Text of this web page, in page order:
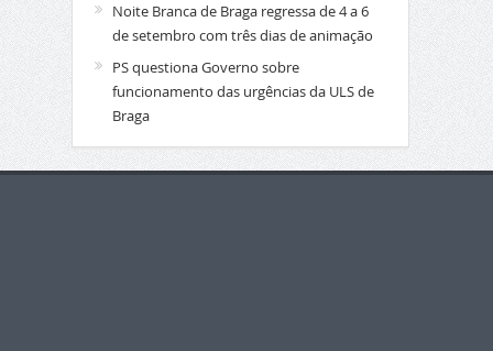
Noite Branca de Braga regressa de 4 a 6
de setembro com três dias de animação
PS questiona Governo sobre
funcionamento das urgências da ULS de
Braga